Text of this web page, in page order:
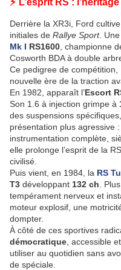
Derrière la XR3i, Ford
initiales de Rallye Sport.
Mk I RS1600 , championne
Cosworth BDA à double
Ce pedigree de
nouvelle ère de la traction
En 1982, apparaît l’Escort
Son 1.6 à injection grimpe à
des suspensions
présentation plus agressive
instrumentation complète,
elle prolonge l’esprit de la
civilisé.
Puis vient, en 1984, la RS
T3 développant 132 ch .
tempérament nerveux et
moteur explosif, une
dompter.
À côté de ces sportives
démocratique , accessible
utiliser au quotidien sans
de spéciale.